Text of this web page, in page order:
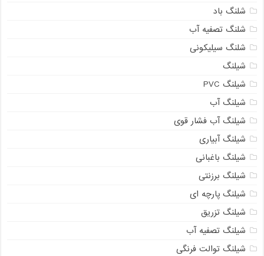
شلنگ باد
شلنگ تصفیه آب
شلنگ سیلیکونی
شیلنگ
شیلنگ PVC
شیلنگ آب
شیلنگ آب فشار قوی
شیلنگ آبیاری
شیلنگ باغبانی
شیلنگ برزنتی
شیلنگ پارچه ای
شیلنگ تزریق
شیلنگ تصفیه آب
شیلنگ توالت فرنگی